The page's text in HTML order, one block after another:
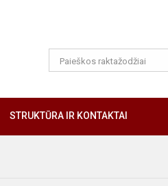
STRUKTŪRA IR KONTAKTAI